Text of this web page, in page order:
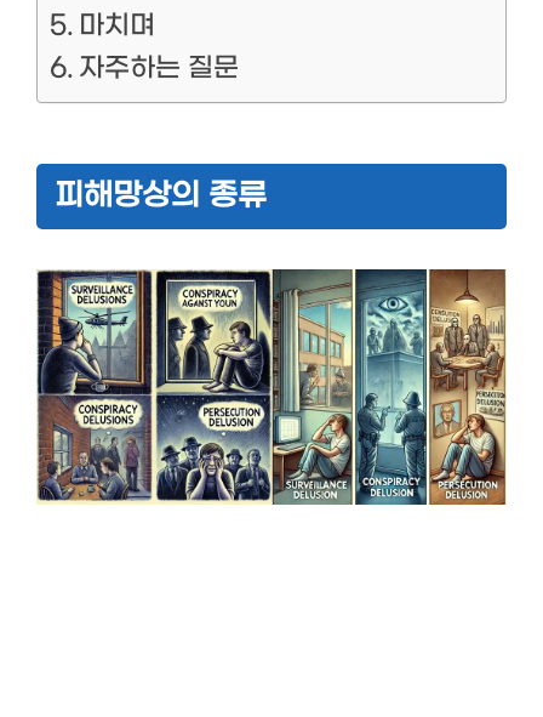
마치며
자주하는 질문
피해망상의 종류